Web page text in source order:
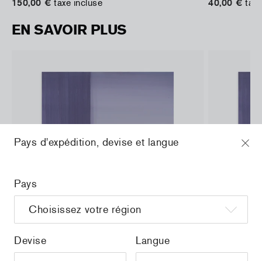
150,00 € taxe incluse 40,00 €
EN SAVOIR PLUS
Pays d'expédition, devise et langue
Pays
Devise Langue